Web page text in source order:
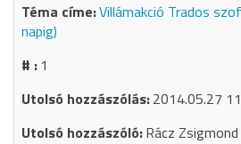
Villámakció Trados
napig)
1
2014.05.27
Rácz Zsigmond